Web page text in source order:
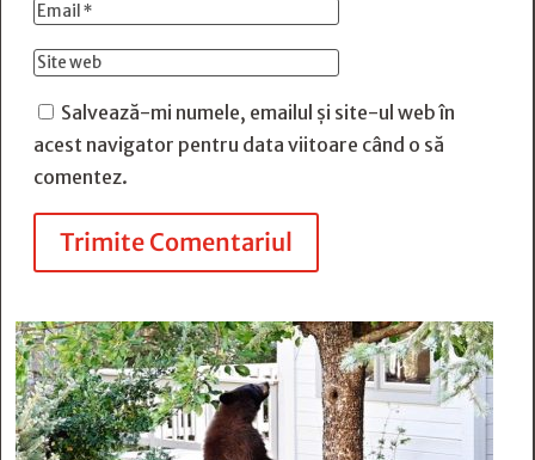
Salvează-mi numele, emailul și site-ul web în
acest navigator pentru data viitoare când o să
comentez.
Trimite Comentariul